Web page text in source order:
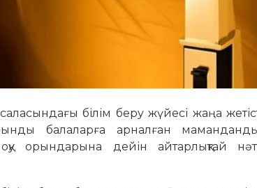
білім беру жүйесі жаңа
балаларға арналған
орындарына дейін айтарлықтай